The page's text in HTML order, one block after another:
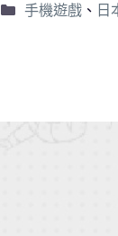
手機遊戲、 日